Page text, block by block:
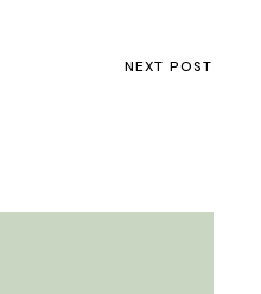
NEXT POST